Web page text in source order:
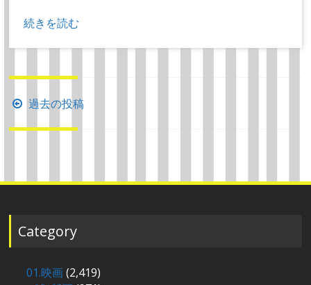
続きを読む
投
稿
ゲ
シ
ョ
過去の投稿
Category
01.映画(2,419)